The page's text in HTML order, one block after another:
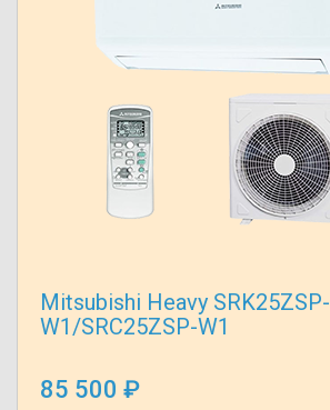
Mitsubishi Heavy SRK25ZSP-
W1/SRC25ZSP-W1
85 500